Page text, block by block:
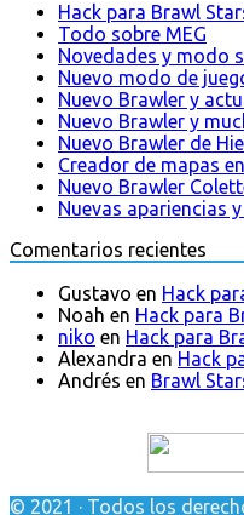
Hack para Brawl
Todo sobre MEG
Novedades y modo
Nuevo modo de
Nuevo Brawler y
Nuevo Brawler y
Nuevo Brawler de
Creador de mapas
Nuevo Brawler
Nuevas apariencias
Comentarios recientes
Gustavo en Hack
Noah en Hack para
niko en Hack para
Alexandra en Hack
Andrés en Brawl
© 2021 · Todos los